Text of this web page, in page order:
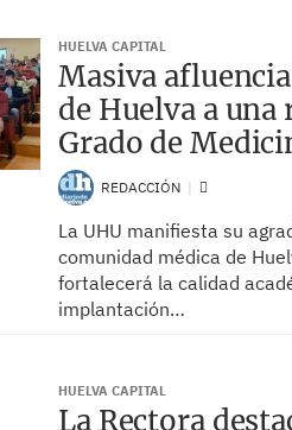
HUELVA CAPITAL
Masiva
de Huelva a
Grado de
REDACCIÓN
La UHU manifiesta su
comunidad médica de
fortalecerá la calidad
implantación…
HUELVA CAPITAL
La Rectora